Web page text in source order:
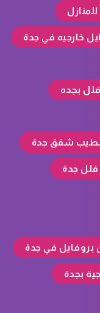
خارجيه في جدة
بجده
شقق جدة
جدة
بروفايل في جدة
بجدة